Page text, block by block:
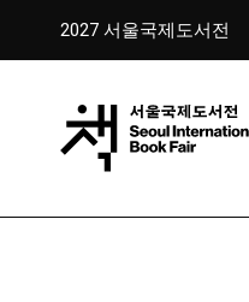
2027 서울국제도서전